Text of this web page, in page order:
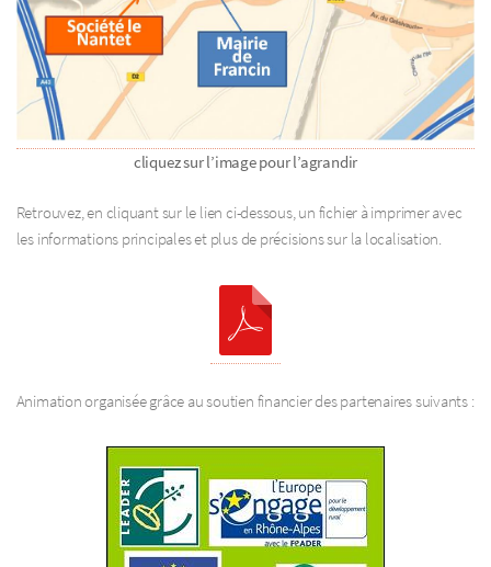
cliquez sur l’image pour l’agrandir
Retrouvez, en cliquant sur le lien ci-dessous, un fichier à imprimer avec
les informations principales et plus de précisions sur la localisation.
Animation organisée grâce au soutien financier des partenaires suivants :